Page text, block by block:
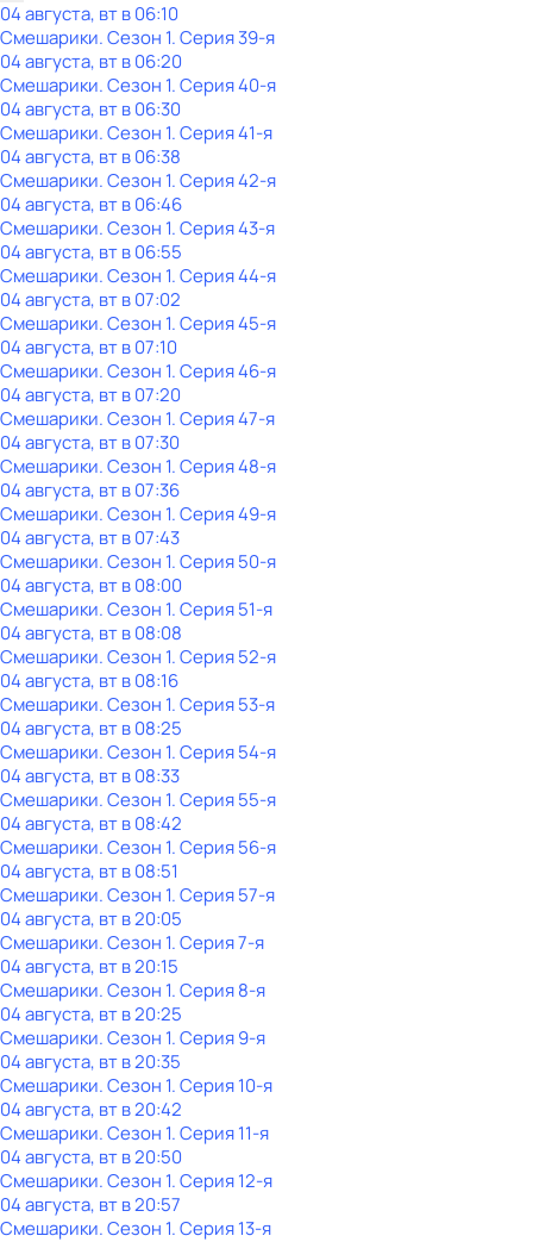
04 августа, вт в 06:10
Смешарики. Сезон 1. Серия 39-я
04 августа, вт в 06:20
Смешарики. Сезон 1. Серия 40-я
04 августа, вт в 06:30
Смешарики. Сезон 1. Серия 41-я
04 августа, вт в 06:38
Смешарики. Сезон 1. Серия 42-я
04 августа, вт в 06:46
Смешарики. Сезон 1. Серия 43-я
04 августа, вт в 06:55
Смешарики. Сезон 1. Серия 44-я
04 августа, вт в 07:02
Смешарики. Сезон 1. Серия 45-я
04 августа, вт в 07:10
Смешарики. Сезон 1. Серия 46-я
04 августа, вт в 07:20
Смешарики. Сезон 1. Серия 47-я
04 августа, вт в 07:30
Смешарики. Сезон 1. Серия 48-я
04 августа, вт в 07:36
Смешарики. Сезон 1. Серия 49-я
04 августа, вт в 07:43
Смешарики. Сезон 1. Серия 50-я
04 августа, вт в 08:00
Смешарики. Сезон 1. Серия 51-я
04 августа, вт в 08:08
Смешарики. Сезон 1. Серия 52-я
04 августа, вт в 08:16
Смешарики. Сезон 1. Серия 53-я
04 августа, вт в 08:25
Смешарики. Сезон 1. Серия 54-я
04 августа, вт в 08:33
Смешарики. Сезон 1. Серия 55-я
04 августа, вт в 08:42
Смешарики. Сезон 1. Серия 56-я
04 августа, вт в 08:51
Смешарики. Сезон 1. Серия 57-я
04 августа, вт в 20:05
Смешарики. Сезон 1. Серия 7-я
04 августа, вт в 20:15
Смешарики. Сезон 1. Серия 8-я
04 августа, вт в 20:25
Смешарики. Сезон 1. Серия 9-я
04 августа, вт в 20:35
Смешарики. Сезон 1. Серия 10-я
04 августа, вт в 20:42
Смешарики. Сезон 1. Серия 11-я
04 августа, вт в 20:50
Смешарики. Сезон 1. Серия 12-я
04 августа, вт в 20:57
Смешарики. Сезон 1. Серия 13-я